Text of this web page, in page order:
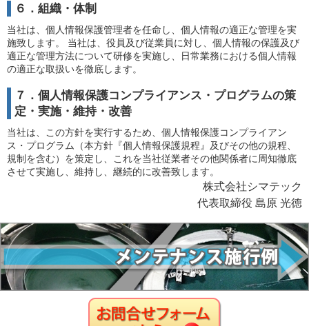
６．組織・体制
当社は、個人情報保護管理者を任命し、個人情報の適正な管理を実
施致します。 当社は、役員及び従業員に対し、個人情報の保護及び
適正な管理方法について研修を実施し、日常業務における個人情報
の適正な取扱いを徹底します。
７．個人情報保護コンプライアンス・プログラムの策
定・実施・維持・改善
当社は、この方針を実行するため、個人情報保護コンプライアン
ス・プログラム（本方針『個人情報保護規程』及びその他の規程、
規制を含む）を策定し、これを当社従業者その他関係者に周知徹底
させて実施し、維持し、継続的に改善致します。
株式会社シマテック
代表取締役 島原 光徳